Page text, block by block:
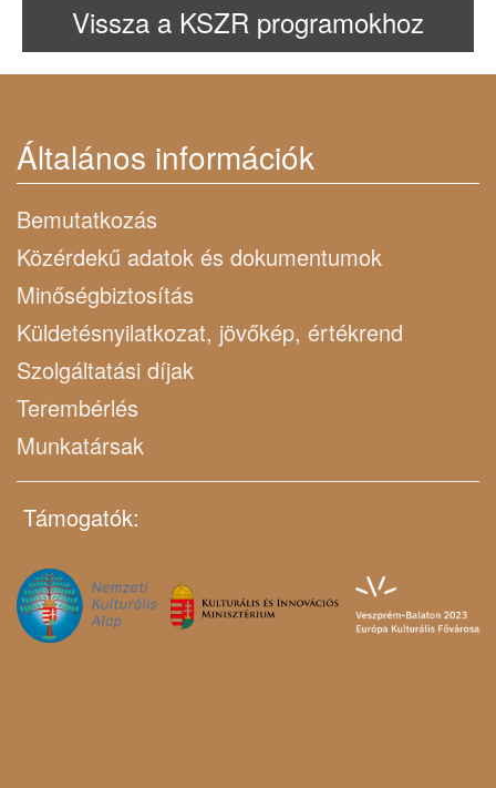
Vissza a KSZR programokhoz
Általános információk
Bemutatkozás
Közérdekű adatok és dokumentumok
Minőségbiztosítás
Küldetésnyilatkozat, jövőkép, értékrend
Szolgáltatási díjak
Terembérlés
Munkatársak
Támogatók: